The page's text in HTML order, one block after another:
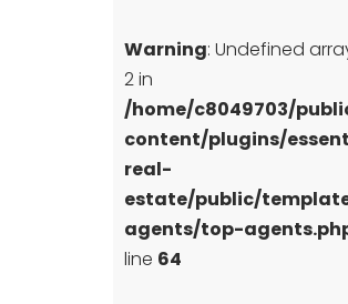
Warning: Undefined
2 in
/home/c8049703/
content/plugins/
real-
estate/public/
agents/top-
line 64